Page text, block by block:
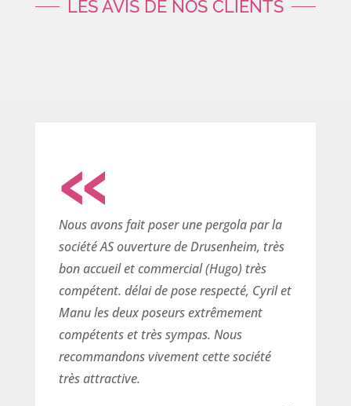
LES AVIS DE NOS CLIENTS
«
Nous avons fait poser une pergola par la
société AS ouverture de Drusenheim, très
bon accueil et commercial (Hugo) très
compétent. délai de pose respecté, Cyril et
Manu les deux poseurs extrêmement
compétents et très sympas. Nous
recommandons vivement cette société
très attractive.